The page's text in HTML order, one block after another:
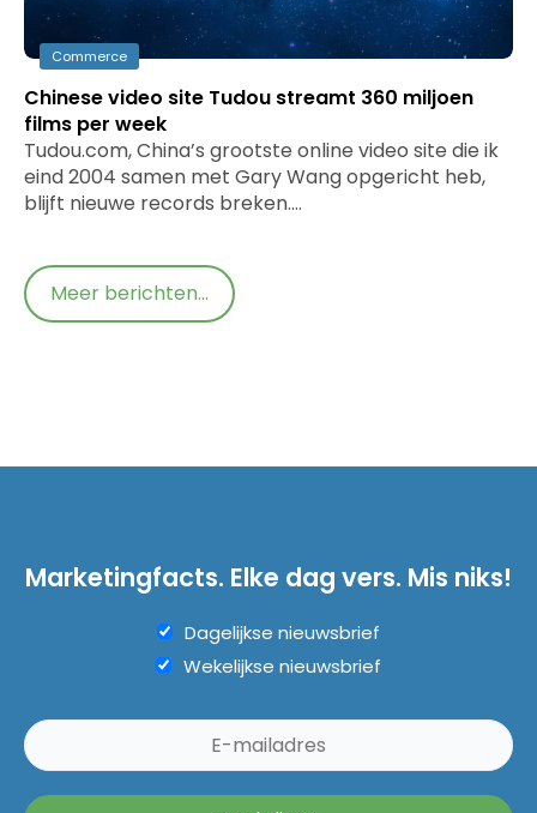
Commerce
Chinese video site Tudou streamt 360 miljoen
films per week
Tudou.com, China’s grootste online video site die ik
eind 2004 samen met Gary Wang opgericht heb,
blijft nieuwe records breken.…
Meer berichten...
Marketingfacts. Elke dag vers. Mis niks!
Dagelijkse nieuwsbrief
Wekelijkse nieuwsbrief